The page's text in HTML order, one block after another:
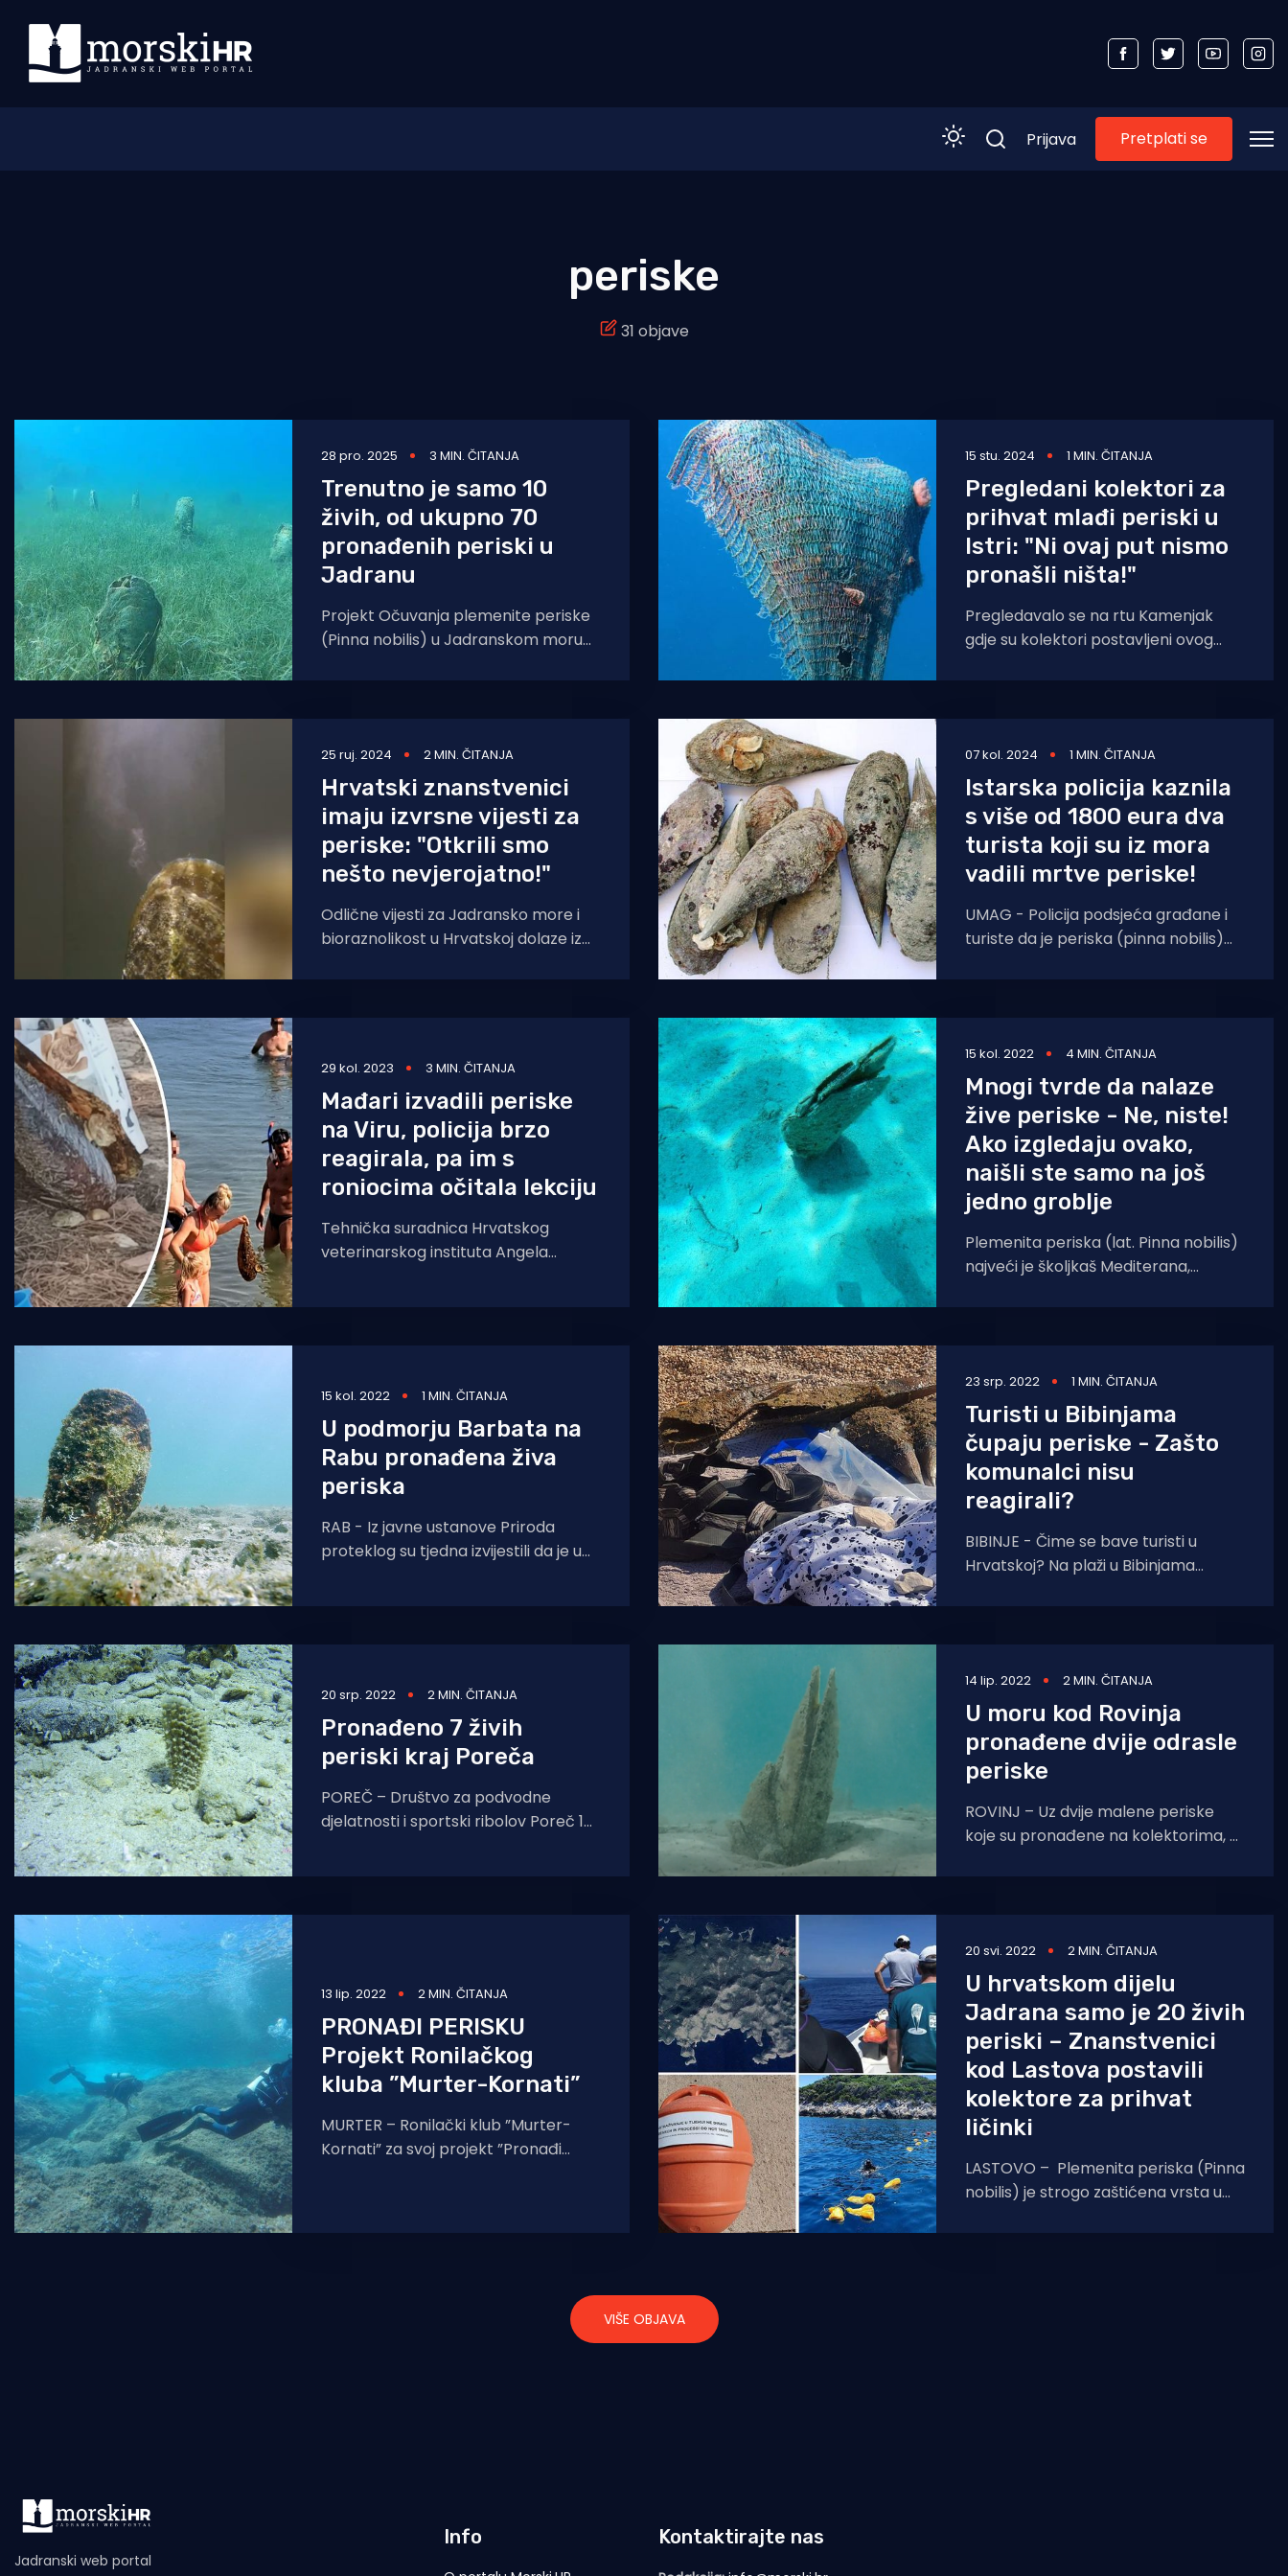
Turizam i nautika
Ribolov
Ekologija
Tradicija i kultura
Prijava Pretplati se
periske
31 objave
28 pro. 2025 3 MIN. ČITANJA
Trenutno je samo 10
živih, od ukupno 70
pronađenih periski u
Jadranu
Projekt Očuvanja plemenite periske
(Pinna nobilis) u Jadranskom moru
što je 2019. godine zabilježen
15 stu. 2024 1 MIN. ČITANJA
Pregledani kolektori za
prihvat mlađi periski u
Istri: "Ni ovaj put nismo
pronašli ništa!"
Pregledavalo se na rtu Kamenjak
gdje su kolektori postavljeni ovog
četiri lokacije, svaka s tri
25 ruj. 2024 2 MIN. ČITANJA
Hrvatski znanstvenici
imaju izvrsne vijesti za
periske: "Otkrili smo
nešto nevjerojatno!"
Odlične vijesti za Jadransko more i
bioraznolikost u Hrvatskoj dolaze iz
uspješno oplođene jajne
07 kol. 2024 1 MIN. ČITANJA
Istarska policija kaznila
s više od 1800 eura dva
turista koji su iz mora
vadili mrtve periske!
UMAG - Policija podsjeća građane i
turiste da je periska (pinna nobilis)
vađenje i posjedovanje
29 kol. 2023 3 MIN. ČITANJA
Mađari izvadili periske
na Viru, policija brzo
reagirala, pa im s
roniocima očitala lekciju
Tehnička suradnica Hrvatskog
veterinarskog instituta Angela
15 kol. 2022 4 MIN. ČITANJA
Mnogi tvrde da nalaze
žive periske - Ne, niste!
Ako izgledaju ovako,
naišli ste samo na još
jedno groblje
Plemenita periska (lat. Pinna nobilis)
najveći je školjkaš Mediterana,
lostura, loščura, palastura. Raste na
15 kol. 2022 1 MIN. ČITANJA
U podmorju Barbata na
Rabu pronađena živa
periska
RAB - Iz javne ustanove Priroda
proteklog su tjedna izvijestili da je u
23 srp. 2022 1 MIN. ČITANJA
Turisti u Bibinjama
čupaju periske - Zašto
komunalci nisu
reagirali?
BIBINJE - Čime se bave turisti u
Hrvatskoj? Na plaži u Bibinjama
periske, napisala je čitateljica koja
20 srp. 2022 2 MIN. ČITANJA
Pronađeno 7 živih
periski kraj Poreča
POREČ – Društvo za podvodne
djelatnosti i sportski ribolov Poreč 17.
14 lip. 2022 2 MIN. ČITANJA
U moru kod Rovinja
pronađene dvije odrasle
periske
ROVINJ – Uz dvije malene periske
koje su pronađene na kolektorima, u
dvije odrasle plemenite
13 lip. 2022 2 MIN. ČITANJA
PRONAĐI PERISKU
Projekt Ronilačkog
kluba ”Murter-Kornati”
MURTER – Ronilački klub ”Murter-
Kornati” za svoj projekt ”Pronađi
20 svi. 2022 2 MIN. ČITANJA
U hrvatskom dijelu
Jadrana samo je 20 živih
periski – Znanstvenici
kod Lastova postavili
kolektore za prihvat
ličinki
LASTOVO – Plemenita periska (Pinna
nobilis) je strogo zaštićena vrsta u
Crvenom popisu kritično
VIŠE OBJAVA
Jadranski web portal
Info Kontaktirajte nas